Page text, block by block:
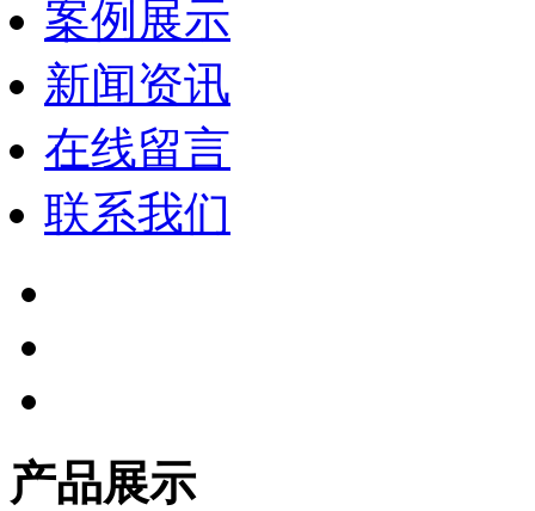
案例展示
新闻资讯
在线留言
联系我们
产品展示